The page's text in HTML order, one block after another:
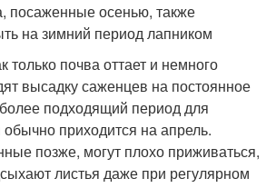
посаженные осенью, также
на зимний период лапником
только почва оттает и немного
высадку саженцев на постоянное
подходящий период для
приходится на апрель.
позже, могут плохо приживаться,
листья даже при регулярном